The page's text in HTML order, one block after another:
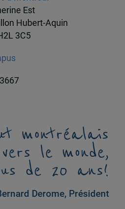
Est
Hubert-Aquin
3C5
montréalais
le monde,
de 20 ans!
Derome, Président